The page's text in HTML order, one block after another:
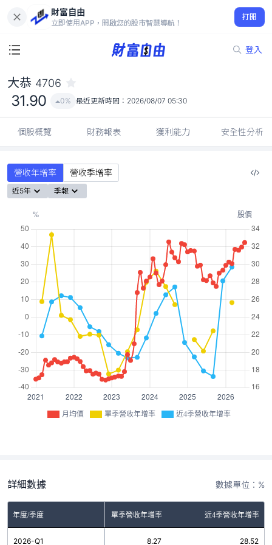
財富自由
立即使用APP，開啟您的股市智慧導航！
打開
登入
31.90
0%
大恭 4706
31.90 0% 最近更新時間： 2026/08/07 05:30
個股概覽 財務報表 獲利能力 安全性分析
營收年增率 營收季增率
近5年 季報
月均價 單季營收年增率 近4季營收年增率
詳細數據 數據單位：%
年度/季度 單季營收年增率 近4季營收年增率
2026-Q1 8.27 28.52